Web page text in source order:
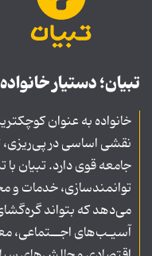
تبیان؛ دستیار خانواده
خانواده به عنوان
نقشی اساسی در
جامعه قوی دارد. تبیان
توانمندسازی، خدمات و
می‌دهد که بتواند
آسیـب‌های